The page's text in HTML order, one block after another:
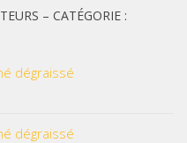
– CATÉGORIE :
dégraissé
dégraissé